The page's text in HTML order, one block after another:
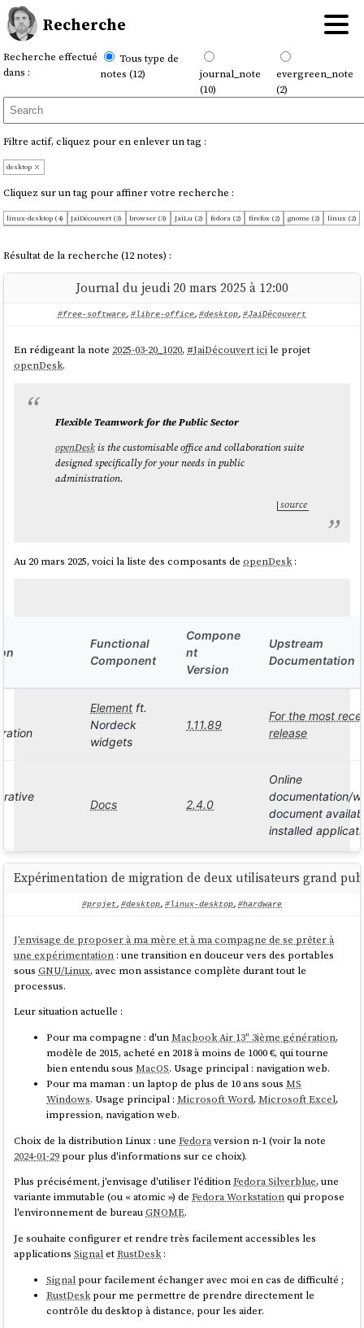
Recherche
Recherche effectué
dans :
Tous type de
notes (12)
journal_note
(10)
evergreen_note
(2)
Filtre actif, cliquez pour en enlever un tag :
desktop
Cliquez sur un tag pour affiner votre recherche :
linux-desktop (4) JaiDécouvert (3) browser (3) JaiLu (2) fedora (2) firefox (2) gnome (2)
linux (2)
upgrade (1)
Résultat de la recherche (12 notes) :
Journal du jeudi 20 mars 2025 à 12:00
#free-software, #libre-office, #desktop, #JaiDécouvert
En rédigeant la note 2025-03-20_1020, #JaiDécouvert icile projet
openDesk.
Flexible Teamwork for the Public Sector
openDeskis the customisable office and collaboration suite
designed specifically for your needs in public
administration.
source
Au 20 mars 2025, voici la liste des composants deopenDesk:
Functional
Component
Compone
nt
Version
Upstream
Documentation
Element ft.
Nordeck
widgets
1.11.89
For the most
release
Docs 2.4.0
Online
documentation/
document
installed
editor
CryptPadft.
diagrams.net
2024.9.0
For the most
release
OX App
Online
available from
XWiki 16.10.5
For the most
release
Nubus
Univention's
OpenProject
release
Jitsi
Collabora 24.04.12.4
available from
installed
Expérimentation de migration de deux utilisateurs grand
#projet, #desktop, #linux-desktop, #hardware
J'envisage de proposer à ma mère et à ma compagne de se prêter à
une expérimentation : une transition en douceur vers des portables
sousGNU/Linux, avec mon assistance complète durant tout le
processus.
Leur situation actuelle :
Pour ma compagne : d'unMacbook Air 13" 3ième génération,
modèle de 2015, acheté en 2018 à moins de 1000 €, qui tourne
bien entendu sousMacOS. Usage principal : navigation web.
Pour ma maman : un laptop de plus de 10 ans sousMS
Windows. Usage principal :Microsoft Word,Microsoft Excel,
impression, navigation web.
Choix de la distribution Linux : uneFedoraversion n-1 (voir la note
2024-01-29 pour plus d'informations sur ce choix).
Plus précisément, j'envisage d'utiliser l'éditionFedora Silverblue, une
variante immutable (ou « atomic ») deFedora Workstationqui propose
l'environnement de bureauGNOME.
Je souhaite configurer et rendre très facilement accessibles les
applicationsSignaletRustDesk:
Signal pour facilement échanger avec moi en cas de difficulté ;
RustDeskpour me permettre de prendre directement le
contrôle du desktop à distance, pour les aider.